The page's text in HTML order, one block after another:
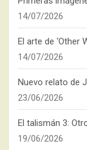
14/07/2026
El arte de ‘Other
14/07/2026
Nuevo relato de
23/06/2026
El talismán 3:
19/06/2026